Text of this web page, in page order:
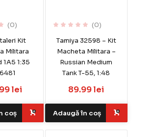
(0)
Kit
Militara
1A5 1:35
lei
coș
(0)
Tamiya 32598 – Kit
Macheta Militara –
Russian Medium
Tank T-55, 1:48
89.99 lei
Adaugă în coș